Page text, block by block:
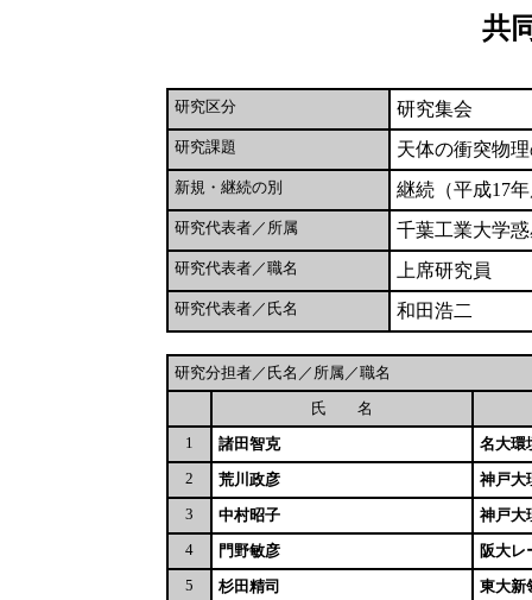
共
研究区分 研究集会
研究課題 天体の衝突物
新規・継続の別 継続（平成17
研究代表者／所属 千葉工業大学
研究代表者／職名 上席研究員
研究代表者／氏名 和田浩二
研究分担者／氏名／所属／職名
氏 名
1
諸田智克
名大環
2
荒川政彦
神戸大
3
中村昭子
神戸大
4
門野敏彦
阪大レ
5
杉田精司
東大新